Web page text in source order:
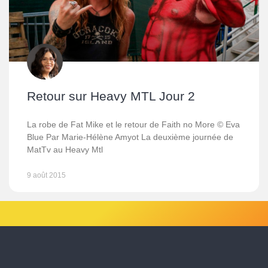
Retour sur Heavy MTL Jour 2
La robe de Fat Mike et le retour de Faith no More © Eva
Blue Par Marie-Hélène Amyot La deuxième journée de
MatTv au Heavy Mtl
9 août 2015